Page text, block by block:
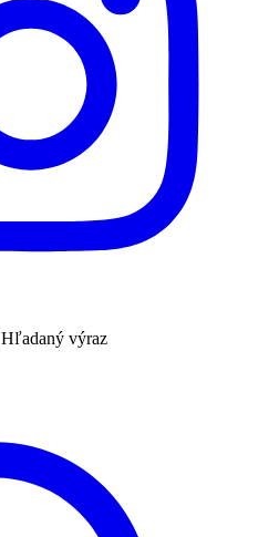
Hľadaný výraz